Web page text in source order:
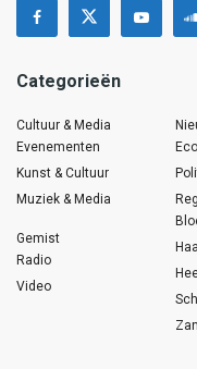
Categorieën
Cultuur & Media
Evenementen
Kunst & Cultuur
Muziek & Media
Gemist
Radio
Video